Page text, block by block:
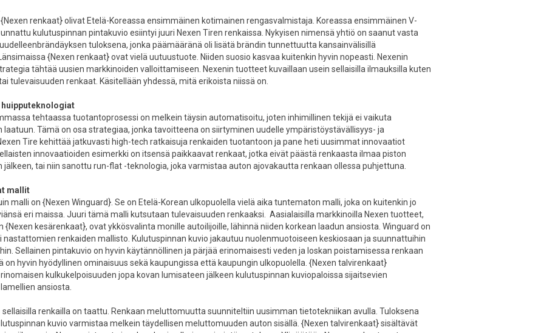
renkaat} olivat Etelä-Koreassa ensimmäinen kotimainen rengasvalmistaja. Koreassa ensimmäinen V-
kulutuspinnan pintakuvio esiintyi juuri Nexen Tiren renkaissa. Nykyisen nimensä yhtiö on saanut vasta
tuloksena, jonka päämääränä oli lisätä brändin tunnettuutta kansainvälisillä
{Nexen renkaat} ovat vielä uutuustuote. Niiden suosio kasvaa kuitenkin hyvin nopeasti. Nexenin
tähtää uusien markkinoiden valloittamiseen. Nexenin tuotteet kuvaillaan usein sellaisilla ilmauksilla kuten
tulevaisuuden renkaat. Käsitellään yhdessä, mitä erikoista niissä on.
huipputeknologiat
tehtaassa tuotantoprosessi on melkein täysin automatisoitu, joten inhimillinen tekijä ei vaikuta
laatuun. Tämä on osa strategiaa, jonka tavoitteena on siirtyminen uudelle ympäristöystävällisyys- ja
Tire kehittää jatkuvasti high-tech ratkaisuja renkaiden tuotantoon ja pane heti uusimmat innovaatiot
innovaatioiden esimerkki on itsensä paikkaavat renkaat, jotka eivät päästä renkaasta ilmaa piston
jälkeen, tai niin sanottu run-flat -teknologia, joka varmistaa auton ajovakautta renkaan ollessa puhjettuna.
mallit
malli on {Nexen Winguard}. Se on Etelä-Korean ulkopuolella vielä aika tuntematon malli, joka on kuitenkin jo
eri maissa. Juuri tämä malli kutsutaan tulevaisuuden renkaaksi. Aasialaisilla markkinoilla Nexen tuotteet,
{Nexen kesärenkaat}, ovat ykkösvalinta monille autoilijoille, lähinnä niiden korkean laadun ansiosta. Winguard on
nastattomien renkaiden mallisto. Kulutuspinnan kuvio jakautuu nuolenmuotoiseen keskiosaan ja suunnattuihin
Sellainen pintakuvio on hyvin käytännöllinen ja pärjää erinomaisesti veden ja loskan poistamisessa renkaan
on hyvin hyödyllinen ominaisuus sekä kaupungissa että kaupungin ulkopuolella. {Nexen talvirenkaat}
kulkukelpoisuuden jopa kovan lumisateen jälkeen kulutuspinnan kuviopaloissa sijaitsevien
ansiosta.
renkailla on taattu. Renkaan meluttomuutta suunniteltiin uusimman tietotekniikan avulla. Tuloksena
kuvio varmistaa melkein täydellisen meluttomuuden auton sisällä. {Nexen talvirenkaat} sisältävät